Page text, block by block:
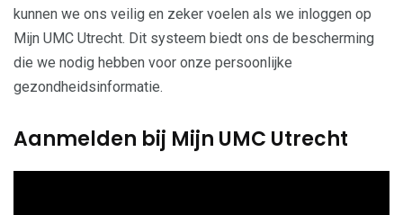
kunnen we ons veilig en zeker voelen als we inloggen op
Mijn UMC Utrecht. Dit systeem biedt ons de bescherming
die we nodig hebben voor onze persoonlijke
gezondheidsinformatie.
Aanmelden bij Mijn UMC Utrecht